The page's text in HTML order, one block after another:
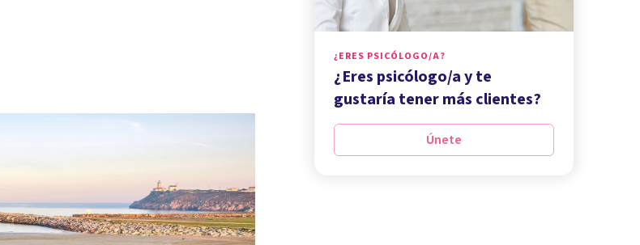
¿ERES PSICÓLOGO/A?
¿Eres psicólogo/a y te
gustaría tener más clientes?
Únete